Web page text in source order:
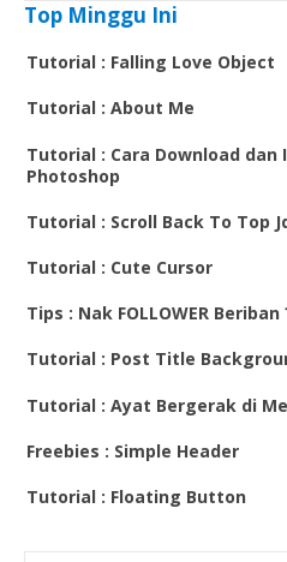
Top Minggu Ini
Tutorial : Falling Love Object
Tutorial : About Me
Tutorial : Cara Download
Photoshop
Tutorial : Scroll Back To Top
Tutorial : Cute Cursor
Tips : Nak FOLLOWER Beriban
Tutorial : Post Title
Tutorial : Ayat Bergerak di
Freebies : Simple Header
Tutorial : Floating Button